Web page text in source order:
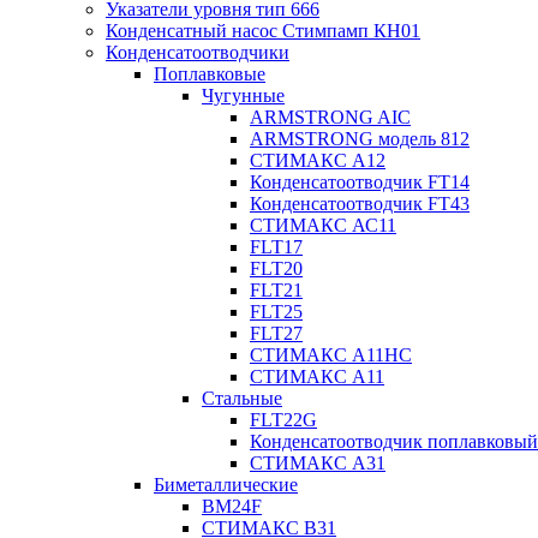
Указатели уровня тип 666
Конденсатный насос Стимпамп КН01
Конденсатоотводчики
Поплавковые
Чугунные
ARMSTRONG AIC
ARMSTRONG модель 812
СТИМАКС А12
Конденсатоотводчик FT14
Конденсатоотводчик FT43
СТИМАКС АС11
FLT17
FLT20
FLT21
FLT25
FLT27
СТИМАКС А11HC
СТИМАКС А11
Стальные
FLT22G
Конденсатоотводчик
СТИМАКС А31
Биметаллические
BM24F
СТИМАКС B31